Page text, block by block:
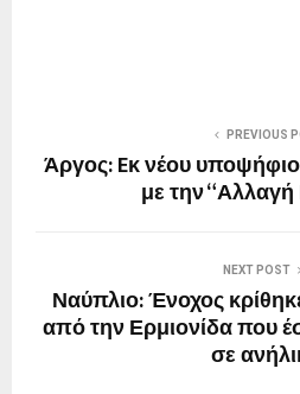
PREVIOUS
Άργος: Eκ νέου
με την
NEXT POST
Ναύπλιο: Ένοχος
από την Ερμιονίδα που
σε